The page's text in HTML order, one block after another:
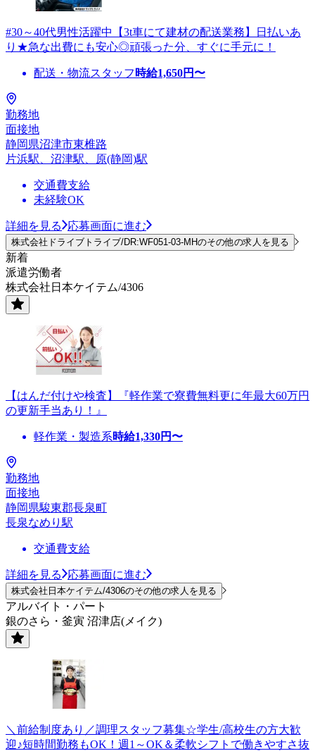
#30～40代男性活躍中【3t車にて建材の配送業務】日払いあ
り★急な出費にも安心◎頑張った分、すぐに手元に！
配送・物流スタッフ 時給1,650円〜
勤務地
面接地
静岡県沼津市東椎路
片浜駅、沼津駅、原(静岡)駅
交通費支給
未経験OK
詳細を見る 応募画面に進む
株式会社ドライブトライブ/DR:WF051-03-MHのその他の求人を見る
新着
派遣労働者
株式会社日本ケイテム/4306
【はんだ付けや検査】『軽作業で寮費無料更に年最大60万円
の更新手当あり！』
軽作業・製造系時給1,330円〜
勤務地
面接地
静岡県駿東郡長泉町
長泉なめり駅
交通費支給
詳細を見る 応募画面に進む
株式会社日本ケイテム/4306のその他の求人を見る
アルバイト・パート
銀のさら・釜寅 沼津店(メイク)
＼前給制度あり／調理スタッフ募集☆学生/高校生の方大歓
迎♪短時間勤務もOK！週1～OK＆柔軟シフトで働きやすさ抜